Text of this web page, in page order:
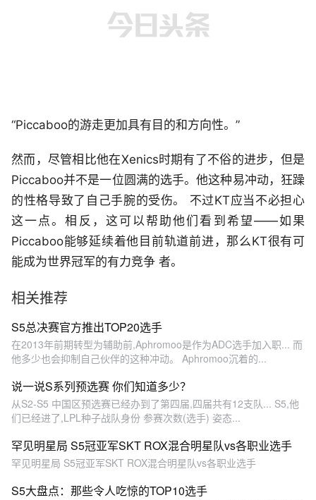
“Piccaboo的游走更加具有目的和方向性。”
然而，尽管相比他在Xenics时期有了不俗的进步，但是
Piccaboo并不是一位圆满的选手。他这种易冲动，狂躁
的性格导致了自己手腕的受伤。 不过KT应当不必担心
这一点。相反，这可以帮助他们看到希望——如果
Piccaboo能够延续着他目前轨道前进，那么KT很有可
能成为世界冠军的有力竞争 者。
相关推荐
S5总决赛官方推出TOP20选手
在2013年前期转型为辅助前,Aphromoo是作为ADC选手加入职... 而
他多少也会抑制自己伙伴的这种冲动。 Aphromoo沉着的...
说一说S系列预选赛 你们知道多少？
从S2-S5 中国区预选赛已经办到了第四届,四届共有12支队... S5,他
们已经进了,LPL种子战队身份 参赛次数(选手) 姿态...
罕见明星局 S5冠亚军SKT ROX混合明星队vs各职业选手
罕见明星局 S5冠亚军SKT ROX混合明星队vs各职业选手
S5大盘点：那些令人吃惊的TOP10选手